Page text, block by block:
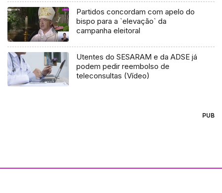
Partidos concordam com apelo do
bispo para a `elevação` da
campanha eleitoral
Utentes do SESARAM e da ADSE já
podem pedir reembolso de
teleconsultas (Vídeo)
PUB